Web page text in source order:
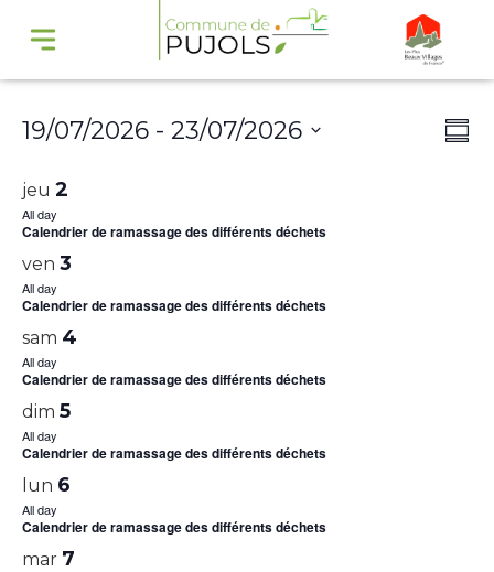
19/07/2026 - 23/07/2026
date.
jeu 2
All day
Calendrier de ramassage des différents déchets
ven 3
All day
Calendrier de ramassage des différents déchets
sam 4
All day
Calendrier de ramassage des différents déchets
dim 5
All day
Calendrier de ramassage des différents déchets
lun 6
All day
Calendrier de ramassage des différents déchets
mar 7